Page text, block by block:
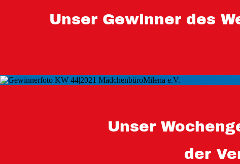
Unser Gewinner des
Unser
der